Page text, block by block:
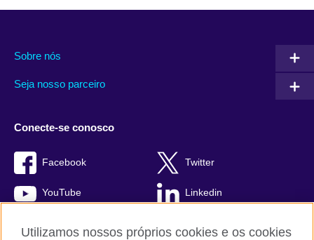
Sobre nós
Seja nosso parceiro
Conecte-se conosco
Facebook Twitter
YouTube Linkedin
Utilizamos nossos próprios cookies e os cookies